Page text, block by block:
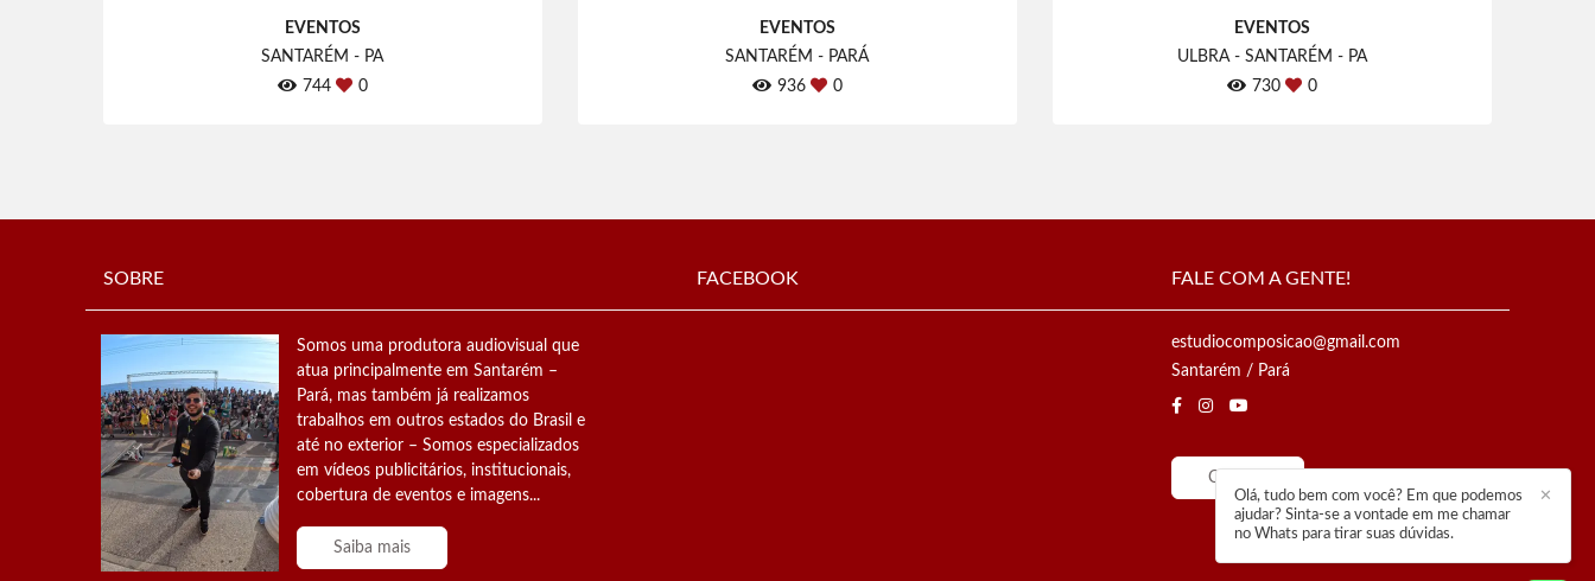
EVENTOS
SANTARÉM - PA
744
0
EVENTOS
SANTARÉM - PARÁ
936
0
EVENTOS
ULBRA - SANTARÉM - PA
730
0
SOBRE
Somos uma produtora audiovisual que
atua principalmente em Santarém –
Pará, mas também já realizamos
trabalhos em outros estados do Brasil e
até no exterior – Somos especializados
em vídeos publicitários, institucionais,
cobertura de eventos e imagens...
Saiba mais
FACEBOOK FALE COM A GENTE!
estudiocomposicao@gmail.com
Santarém / Pará
Contato
✕
Olá, tudo bem com você? Em que podemos
ajudar? Sinta-se a vontade em me chamar
no Whats para tirar suas dúvidas.